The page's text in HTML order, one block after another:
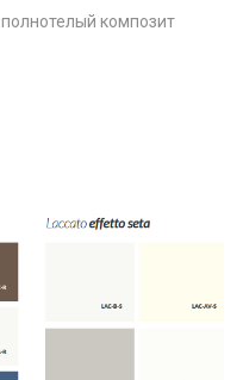
полнотелый композит